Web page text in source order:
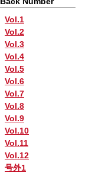
Vol.1
Vol.2
Vol.3
Vol.4
Vol.5
Vol.6
Vol.7
Vol.8
Vol.9
Vol.10
Vol.11
Vol.12
号外1